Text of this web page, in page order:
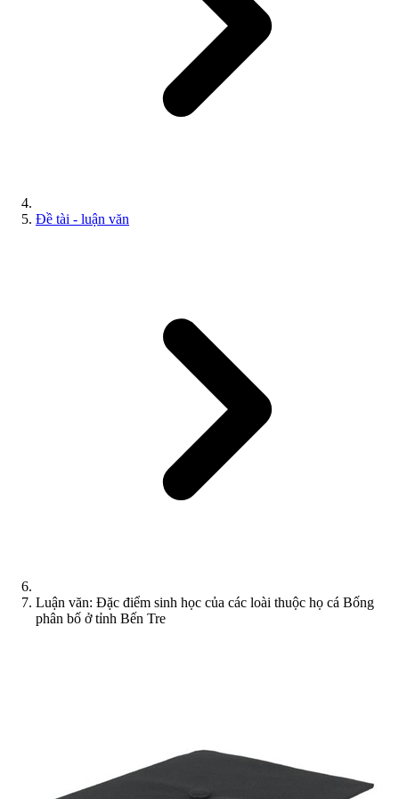
Đề tài - luận văn
Luận văn: Đặc điểm sinh học của các loài thuộc họ cá Bống
phân bố ở tỉnh Bến Tre